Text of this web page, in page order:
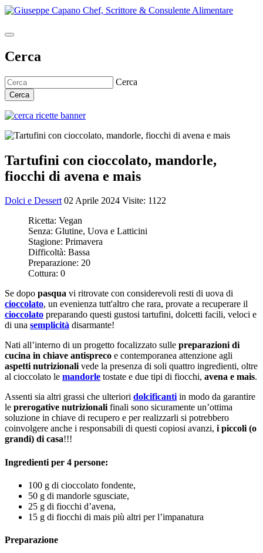
Cerca
Cerca
Cerca
Tartufini con cioccolato, mandorle,
fiocchi di avena e mais
Dolci e Dessert 02 Aprile 2024 Visite: 1122
Ricetta: Vegan
Senza: Glutine, Uova e Latticini
Stagione: Primavera
Difficoltà: Bassa
Preparazione: 20
Cottura: 0
Se dopo pasqua vi ritrovate con considerevoli resti di uova di
cioccolato, un evenienza tutt'altro che rara, provate a recuperare il
cioccolato preparando questi gustosi tartufini, dolcetti facili, veloci e
di una semplicità disarmante!
Nati all’interno di un progetto focalizzato sulle preparazioni di
cucina in chiave antispreco e contemporanea attenzione agli
aspetti nutrizionalivede la presenza di soli quattro ingredienti, oltre
al cioccolato le mandorle tostate e due tipi di fiocchi, avena e mais.
Assenti sia altri grassi che ulteriori dolcificantiin modo da garantire
le prerogative nutrizionalifinali sono sicuramente un’ottima
soluzione in chiave di recupero e per realizzarli si potrebbero
coinvolgere anche i responsabili di questi copiosi avanzi, i piccoli (o
grandi) di casa!!!
Ingredienti per 4 persone:
100 g di cioccolato fondente,
50 g di mandorle sgusciate,
25 g di fiocchi d’avena,
15 g di fiocchi di mais più altri per l’impanatura
Preparazione